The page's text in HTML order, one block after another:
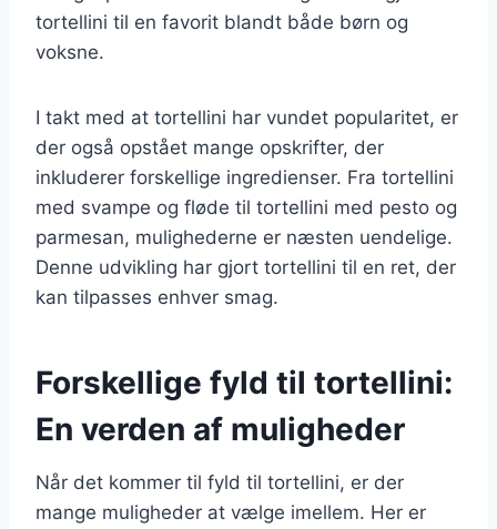
tortellini til en favorit blandt både børn og
voksne.
I takt med at tortellini har vundet popularitet, er
der også opstået mange opskrifter, der
inkluderer forskellige ingredienser. Fra tortellini
med svampe og fløde til tortellini med pesto og
parmesan, mulighederne er næsten uendelige.
Denne udvikling har gjort tortellini til en ret, der
kan tilpasses enhver smag.
Forskellige fyld til tortellini:
En verden af muligheder
Når det kommer til fyld til tortellini, er der
mange muligheder at vælge imellem. Her er